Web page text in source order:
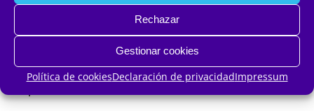
Rechazar
Gestionar cookies
Política de cookiesDeclaración de privacidadImpressum
Opciones de Stand
Contamos con 3